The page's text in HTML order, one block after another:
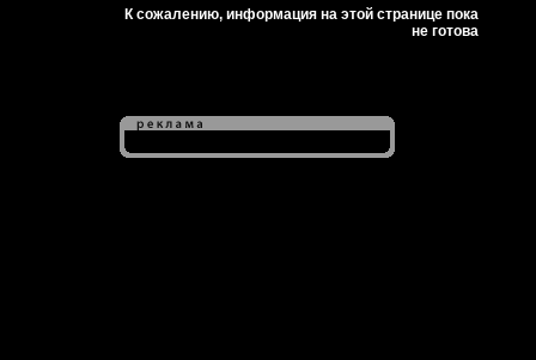
К сожалению, информация на этой странице пока
не готова